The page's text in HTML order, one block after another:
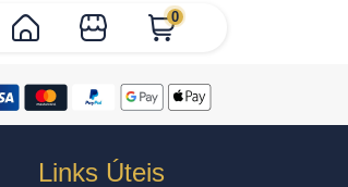
0
Links Úteis